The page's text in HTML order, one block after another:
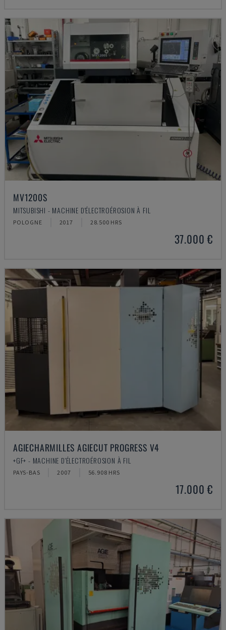
MV1200S
MITSUBISHI - MACHINE D'ÉLECTROÉROSION À FIL
POLOGNE 2017 28.500 HRS
37.000 €
AGIECHARMILLES AGIECUT PROGRESS V4
+GF+ - MACHINE D'ÉLECTROÉROSION À FIL
PAYS-BAS 2007 56.908 HRS
17.000 €